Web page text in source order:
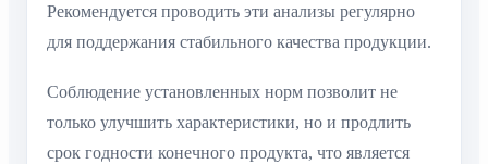
Рекомендуется проводить эти анализы регулярно
для поддержания стабильного качества продукции.
Соблюдение установленных норм позволит не
только улучшить характеристики, но и продлить
срок годности конечного продукта, что является